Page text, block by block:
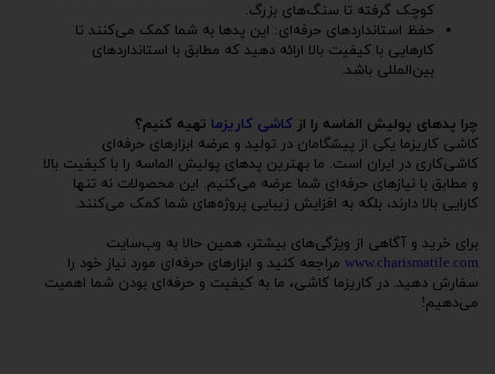
کوچک گرفته تا سنگ‌های بزرگ.
حفظ استانداردهای حرفه‌ای: این پدها به شما کمک می‌کنند تا
کارهایی با کیفیت بالا ارائه دهید که مطابق با استانداردهای
بین‌المللی باشد.
چرا پدهای پولیش الماسه را از کاشی کاریزما تهیه کنیم؟
کاشی کاریزما یکی از پیشگامان در تولید و عرضه ابزارهای حرفه‌ای
کاشی‌کاری در ایران است. ما بهترین پدهای پولیش الماسه را با کیفیت بالا
و مطابق با نیازهای حرفه‌ای شما عرضه می‌کنیم. این محصولات نه تنها
کارایی بالا دارند، بلکه به افزایش زیبایی پروژه‌های شما کمک می‌کنند.
برای خرید و آگاهی از ویژگی‌های بیشتر، همین حالا به وب‌سایت
www.charismatile.com مراجعه کنید و ابزارهای حرفه‌ای مورد نیاز خود را
سفارش دهید. در کاریزما کاشی، ما به کیفیت و حرفه‌ای بودن شما اهمیت
می‌دهیم!